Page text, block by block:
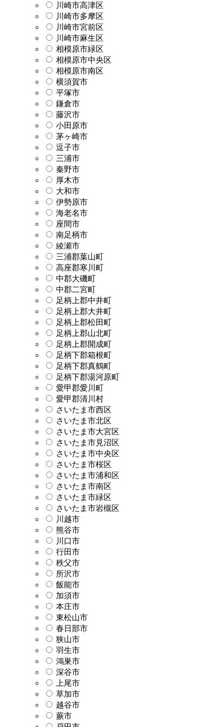
川崎市高津区
川崎市多摩区
川崎市宮前区
川崎市麻生区
相模原市緑区
相模原市中央区
相模原市南区
横須賀市
平塚市
鎌倉市
藤沢市
小田原市
茅ヶ崎市
逗子市
三浦市
秦野市
厚木市
大和市
伊勢原市
海老名市
座間市
南足柄市
綾瀬市
三浦郡葉山町
高座郡寒川町
中郡大磯町
中郡二宮町
足柄上郡中井町
足柄上郡大井町
足柄上郡松田町
足柄上郡山北町
足柄上郡開成町
足柄下郡箱根町
足柄下郡真鶴町
足柄下郡湯河原町
愛甲郡愛川町
愛甲郡清川村
さいたま市西区
さいたま市北区
さいたま市大宮区
さいたま市見沼区
さいたま市中央区
さいたま市桜区
さいたま市浦和区
さいたま市南区
さいたま市緑区
さいたま市岩槻区
川越市
熊谷市
川口市
行田市
秩父市
所沢市
飯能市
加須市
本庄市
東松山市
春日部市
狭山市
羽生市
鴻巣市
深谷市
上尾市
草加市
越谷市
蕨市